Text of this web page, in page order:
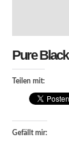
Pure
Teilen mit:
Gefällt mir: